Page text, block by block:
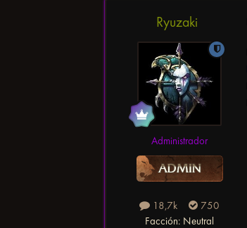
Ryuzaki
Administrador
18,7k
750
Facción: Neutral